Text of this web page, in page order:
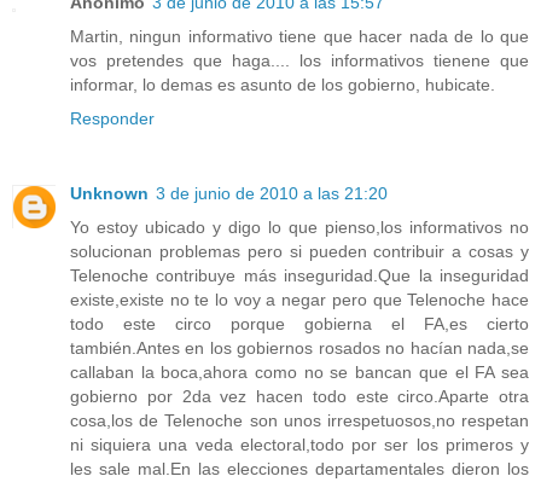
Martin, ningun informativo tiene que hacer nada de lo que
vos pretendes que haga.... los informativos tienene que
informar, lo demas es asunto de los gobierno, hubicate.
Responder
Unknown 3 de junio de 2010 a las 21:20
Yo estoy ubicado y digo lo que pienso,los informativos no
solucionan problemas pero si pueden contribuir a cosas y
Telenoche contribuye más inseguridad.Que la inseguridad
existe,existe no te lo voy a negar pero que Telenoche hace
todo este circo porque gobierna el FA,es cierto
también.Antes en los gobiernos rosados no hacían nada,se
callaban la boca,ahora como no se bancan que el FA sea
gobierno por 2da vez hacen todo este circo.Aparte otra
cosa,los de Telenoche son unos irrespetuosos,no respetan
ni siquiera una veda electoral,todo por ser los primeros y
les sale mal.En las elecciones departamentales dieron los